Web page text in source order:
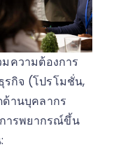
ความต้องการ
รกิจ (โปรโมชั่น,
านบุคลากร
ารพยากรณ์ขึ้น